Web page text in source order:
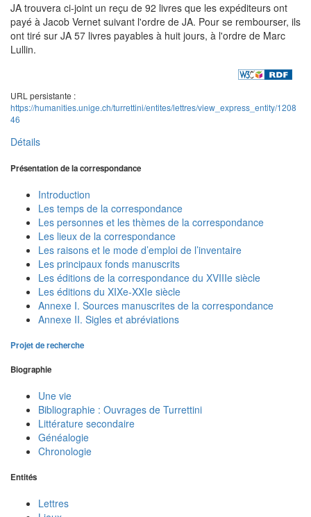
JA trouvera ci-joint un reçu de 92 livres que les expéditeurs ont
payé à Jacob Vernet suivant l'ordre de JA. Pour se rembourser, ils
ont tiré sur JA 57 livres payables à huit jours, à l'ordre de Marc
Lullin.
URL persistante :
https://humanities.unige.ch/turrettini/entites/lettres/view_express_entity/1208
46
Détails
Présentation de la correspondance
Introduction
Les temps de la correspondance
Les personnes et les thèmes de la correspondance
Les lieux de la correspondance
Les raisons et le mode d’emploi de l’inventaire
Les principaux fonds manuscrits
Les éditions de la correspondance du XVIIIe siècle
Les éditions du XIXe-XXIe siècle
Annexe I. Sources manuscrites de la correspondance
Annexe II. Sigles et abréviations
Projet de recherche
Biographie
Une vie
Bibliographie : Ouvrages de Turrettini
Littérature secondaire
Généalogie
Chronologie
Entités
Lettres